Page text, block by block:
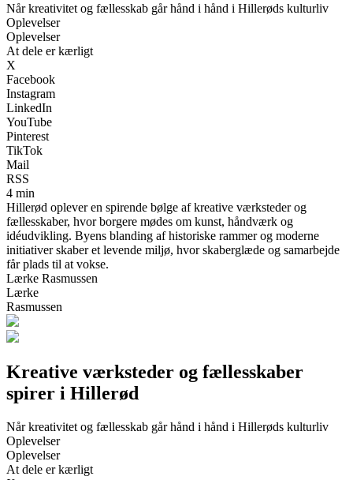
Når kreativitet og fællesskab går hånd i hånd i Hillerøds kulturliv
Oplevelser
Oplevelser
At dele er kærligt
X
Facebook
Instagram
LinkedIn
YouTube
Pinterest
TikTok
Mail
RSS
4 min
Hillerød oplever en spirende bølge af kreative værksteder og
fællesskaber, hvor borgere mødes om kunst, håndværk og
idéudvikling. Byens blanding af historiske rammer og moderne
initiativer skaber et levende miljø, hvor skaberglæde og samarbejde
får plads til at vokse.
Lærke Rasmussen
Lærke
Rasmussen
Kreative værksteder og fællesskaber
spirer i Hillerød
Når kreativitet og fællesskab går hånd i hånd i Hillerøds kulturliv
Oplevelser
Oplevelser
At dele er kærligt